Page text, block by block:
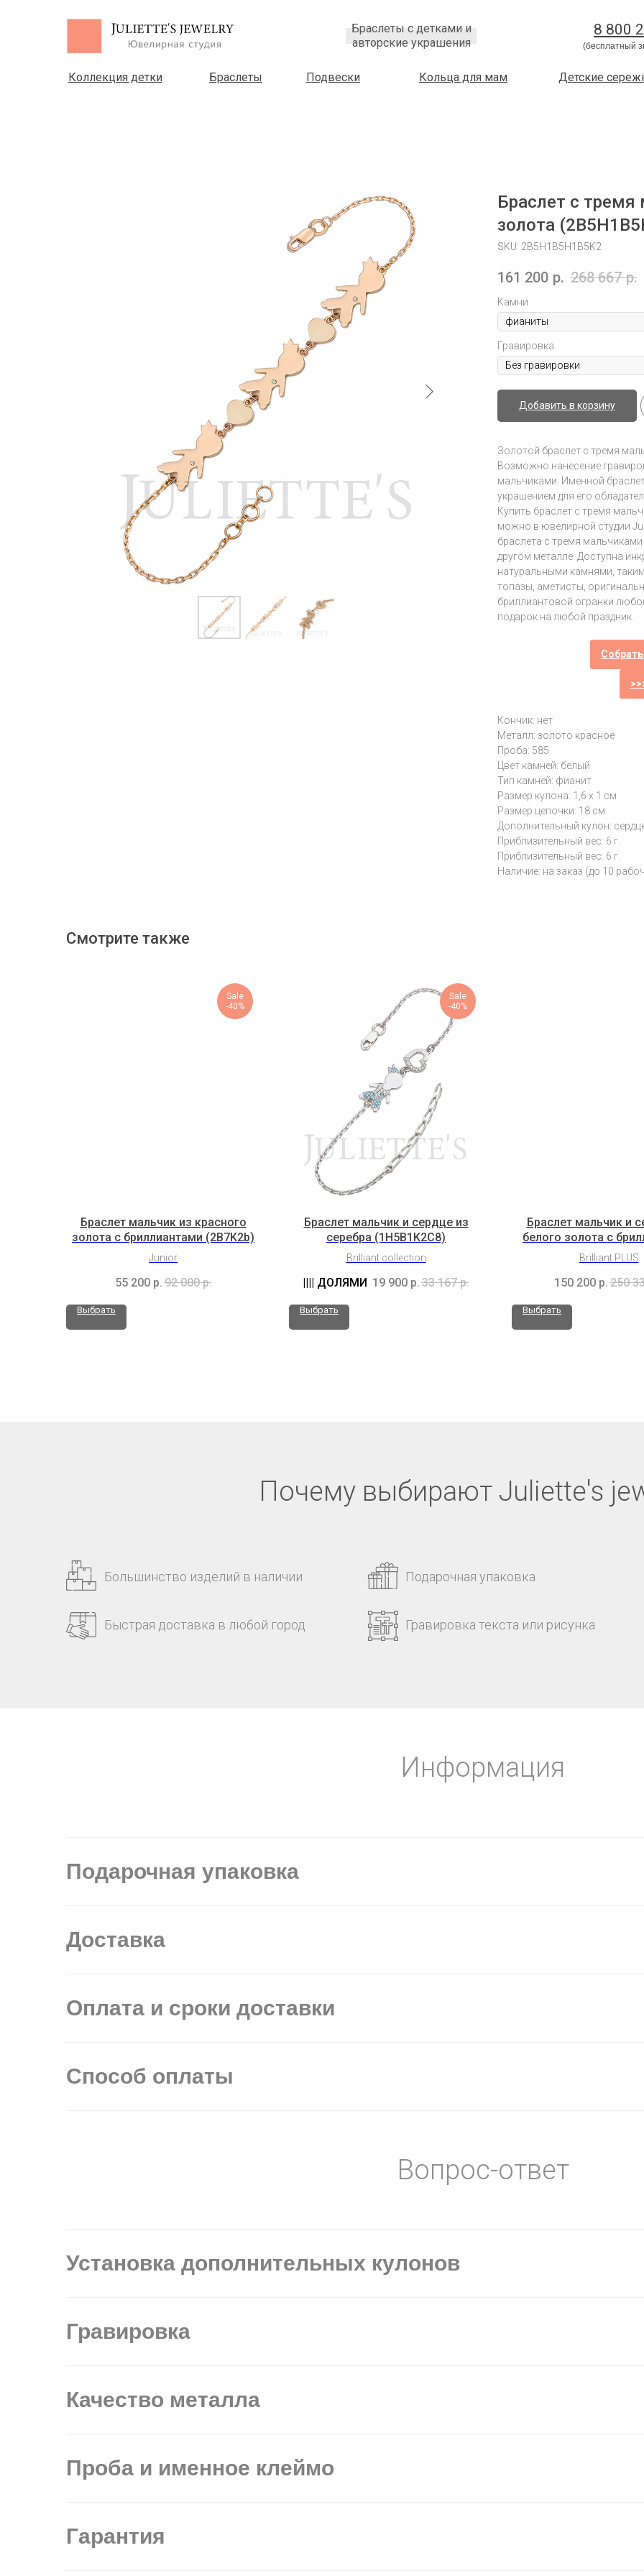
8 800
(бесплатный
Браслеты с детками и
авторские украшения
Детские
Коллекция детки Браслеты Кольца для мам
Подвески
Браслет с тремя
золота
SKU: 2B5H1B5H1B5K2
161 200 р. 268 667 р.
Камни
Гравировка
Добавить в корзину
Золотой браслет с тремя
Возможно нанесение
мальчиками. Именной
украшением для его
Купить браслет с тремя
можно в ювелирной студии
браслета с тремя
другом металле. Доступна
натуральными камнями,
топазы, аметисты,
бриллиантовой огранки
подарок на любой праздник.
Кончик: нет
Металл: золото красное
Проба: 585
Цвет камней: белый
Тип камней: фианит
Размер кулона: 1,6 х 1 см
Размер цепочки: 18 см
Дополнительный кулон:
Приблизительный вес: 6 г.
Приблизительный вес: 6 г.
Наличие: на заказ (до 10
Смотрите также
Sale
-40%
Браслет мальчик из красного
золота с бриллиантами (2B7K2b)
Junior
55 200 р.92 000 р.
Выбрать
Sale
-40%
Браслет мальчик и сердце из
серебра (1H5B1K2C8)
Brilliant collection
19 900 р. 33 167 р.
Выбрать
Браслет мальчик и
белого золота с
(3H3B8K2b)
Brilliant PLUS
150 200 р.250
Выбрать
Почему выбирают Juliette's
Большинство изделий в наличии
Быстрая доставка в любой город
Подарочная упаковка
Гравировка текста или рисунка
Информация
Подарочная упаковка
Доставка
Оплата и сроки доставки
Способ оплаты
Вопрос-ответ
Установка дополнительных кулонов
Гравировка
Качество металла
Проба и именное клеймо
Гарантия